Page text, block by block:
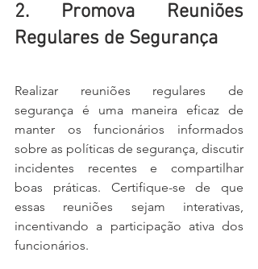
2. Promova Reuniões
Regulares de Segurança
Realizar reuniões regulares de
segurança é uma maneira eficaz de
manter os funcionários informados
sobre as políticas de segurança, discutir
incidentes recentes e compartilhar
boas práticas. Certifique-se de que
essas reuniões sejam interativas,
incentivando a participação ativa dos
funcionários.